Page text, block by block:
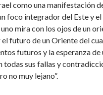
como una manifestación
foco integrador del Este y
mira con los ojos de un
futuro de un Oriente del
futuros y la esperanza
sus fallas y
no muy lejano”.